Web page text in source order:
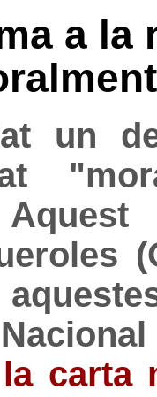
a
un
carta